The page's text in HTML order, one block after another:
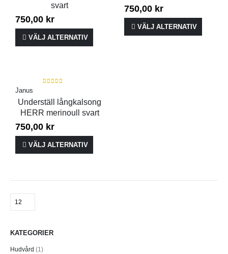
svart
750,00 kr
VÄLJ ALTERNATIV
750,00 kr
VÄLJ ALTERNATIV
Janus
Underställ långkalsong
HERR merinoull svart
750,00 kr
VÄLJ ALTERNATIV
KATEGORIER
Hudvård (1)